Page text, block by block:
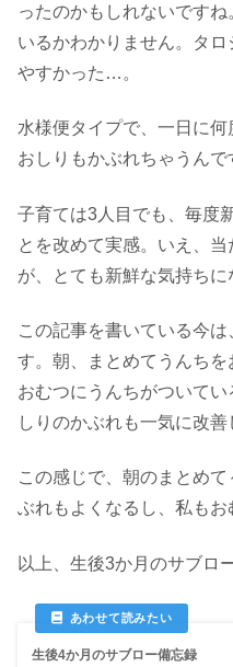
ったのかもしれないです
いるかわかりません。タ
やすかった…。
水様便タイプで、一日に何
おしりもかぶれちゃうんで
子育ては3人目でも、毎度
とを改めて実感。いえ、
が、とても新鮮な気持ちに
この記事を書いている今
す。朝、まとめてうんちを
おむつにうんちがついて
しりのかぶれも一気に改
この感じで、朝のまとめ
ぶれもよくなるし、私も
以上、生後3か月のサブロ
生後4か月のサブロー備忘録